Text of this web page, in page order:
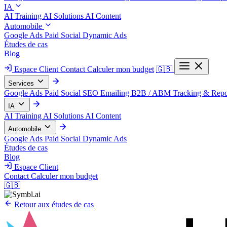
IA
AI Training AI Solutions AI Content
Automobile
Google Ads Paid Social Dynamic Ads
Études de cas
Blog
Espace Client Contact Calculer mon budget 🇬🇧
Services
Google Ads Paid Social SEO Emailing B2B / ABM Tracking &
IA
AI Training AI Solutions AI Content
Automobile
Google Ads Paid Social Dynamic Ads
Études de cas
Blog
Espace Client
Contact Calculer mon budget
🇬🇧
Retour aux études de cas